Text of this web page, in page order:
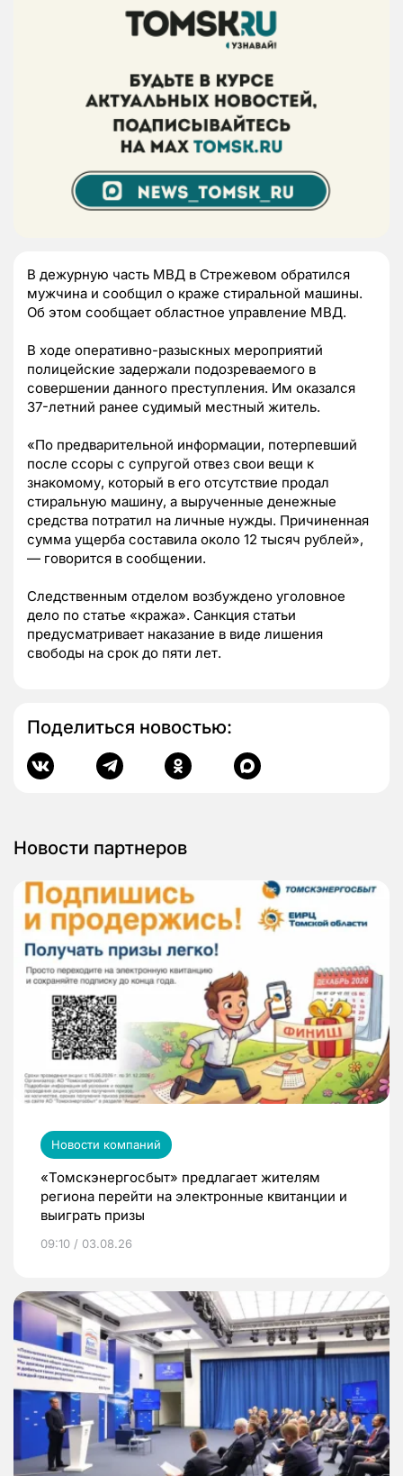
В дежурную часть МВД в Стрежевом обратился
мужчина и сообщил о краже стиральной машины.
Об этом сообщает областное управление МВД.
В ходе оперативно-разыскных мероприятий
полицейские задержали подозреваемого в
совершении данного преступления. Им оказался
37-летний ранее судимый местный житель.
«По предварительной информации, потерпевший
после ссоры с супругой отвез свои вещи к
знакомому, который в его отсутствие продал
стиральную машину, а вырученные денежные
средства потратил на личные нужды. Причиненная
сумма ущерба составила около 12 тысяч рублей»,
— говорится в сообщении.
Следственным отделом возбуждено уголовное
дело по статье «кража». Санкция статьи
предусматривает наказание в виде лишения
свободы на срок до пяти лет.
Поделиться новостью:
Новости партнеров
Новости компаний
«Томскэнергосбыт» предлагает жителям
региона перейти на электронные квитанции и
выиграть призы
09:10 / 03.08.26